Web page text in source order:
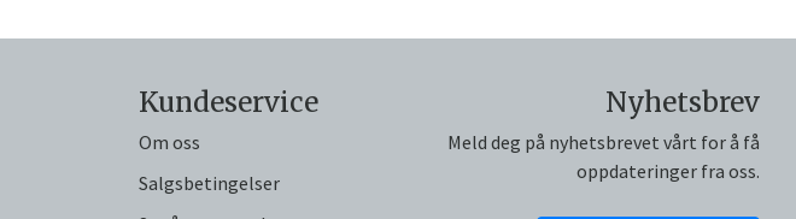
Kundeservice
Om oss
Salgsbetingelser
Nyhetsbrev
Meld deg på nyhetsbrevet vårt for å få
oppdateringer fra oss.